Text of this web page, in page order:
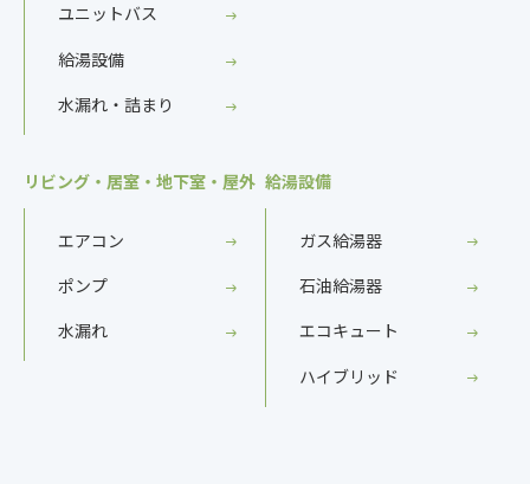
ユニットバス
給湯設備
水漏れ・詰まり
リビング・居室・地下室・屋外
エアコン
ポンプ
水漏れ
給湯設備
ガス給湯器
石油給湯器
エコキュート
ハイブリッド